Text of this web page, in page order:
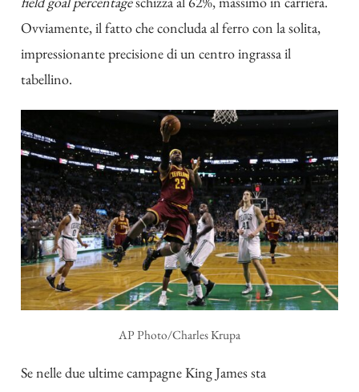
Ovviamente, il fatto che concluda al ferro con la solita,
impressionante precisione di un centro ingrassa il
tabellino.
AP Photo/Charles Krupa
Se nelle due ultime campagne King James sta